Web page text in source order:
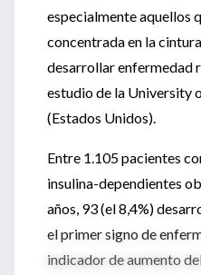
especialmente aquellos
concentrada en la
desarrollar enfermedad
estudio de la University
(Estados Unidos).
Entre 1.105 pacientes
insulina-dependientes
años, 93 (el 8,4%)
el primer signo de
indicador de aumento